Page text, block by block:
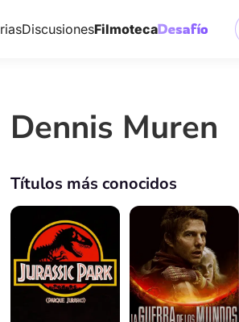
DiscusionesFilmoteca
Dennis Muren
Títulos más conocidos